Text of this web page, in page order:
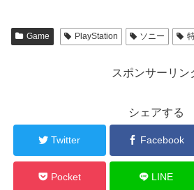
Game PlayStation ソニー
スポンサーリン
シェアする
Twitter Facebook
Pocket LINE